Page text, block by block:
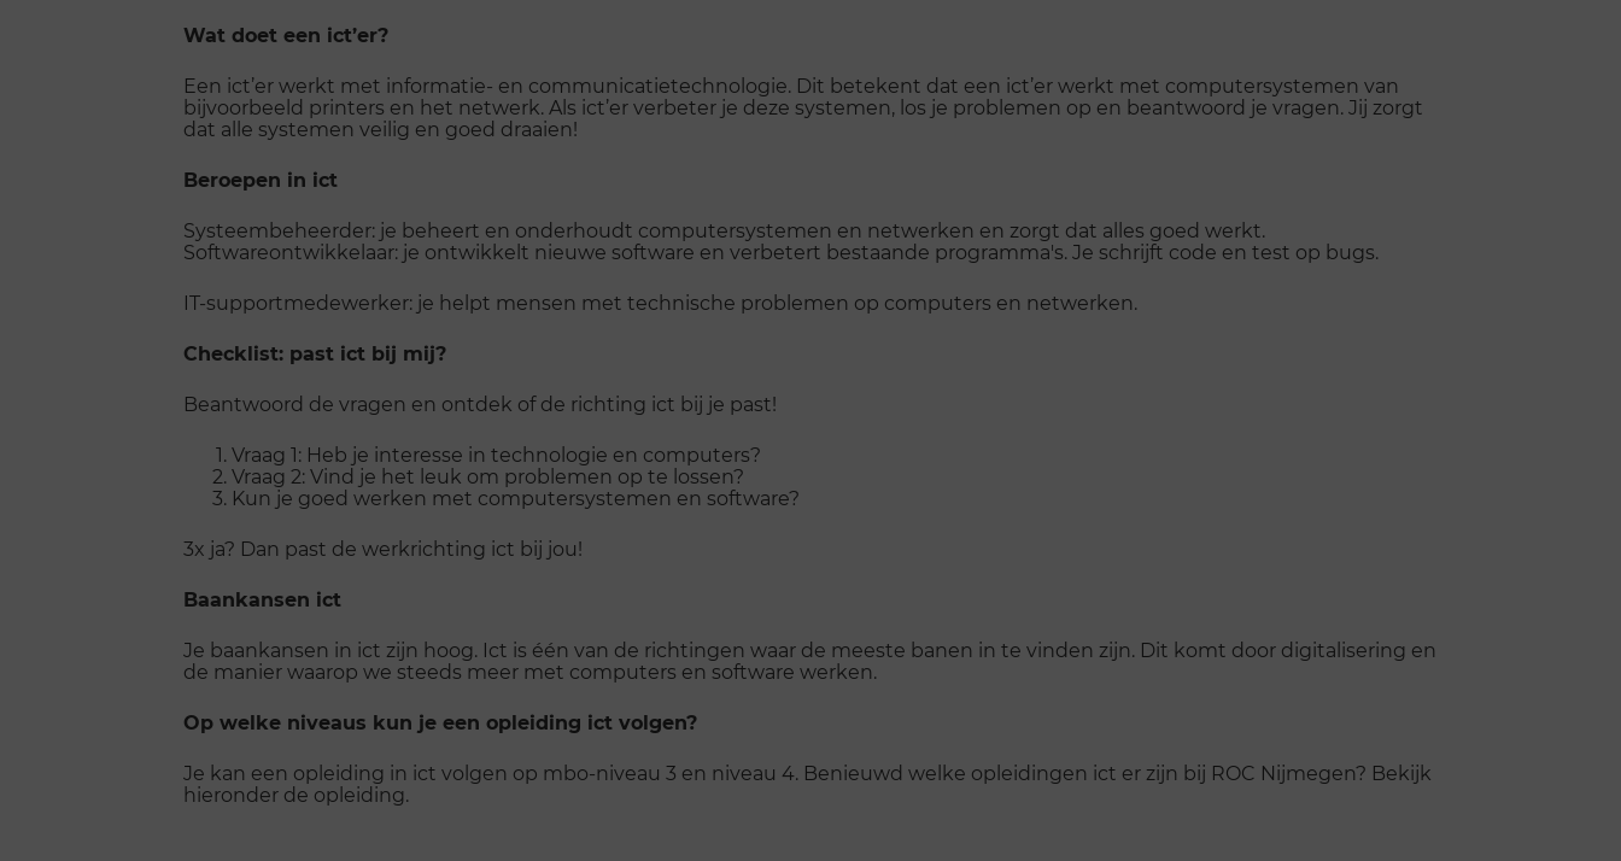
Wat doet een ict’er?
Een ict’er werkt met informatie- en communicatietechnologie. Dit betekent dat een ict’er werkt met computersystemen van
bijvoorbeeld printers en het netwerk. Als ict’er verbeter je deze systemen, los je problemen op en beantwoord je vragen. Jij zorgt
dat alle systemen veilig en goed draaien!
Beroepen in ict
Systeembeheerder: je beheert en onderhoudt computersystemen en netwerken en zorgt dat alles goed werkt.
Softwareontwikkelaar: je ontwikkelt nieuwe software en verbetert bestaande programma's. Je schrijft code en test op bugs.
IT-supportmedewerker: je helpt mensen met technische problemen op computers en netwerken.
Checklist: past ict bij mij?
Beantwoord de vragen en ontdek of de richting ict bij je past!
Vraag 1: Heb je interesse in technologie en computers?
Vraag 2: Vind je het leuk om problemen op te lossen?
Kun je goed werken met computersystemen en software?
3x ja? Dan past de werkrichting ict bij jou!
Baankansen ict
Je baankansen in ict zijn hoog. Ict is één van de richtingen waar de meeste banen in te vinden zijn. Dit komt door digitalisering en
de manier waarop we steeds meer met computers en software werken.
Op welke niveaus kun je een opleiding ict volgen?
Je kan een opleiding in ict volgen op mbo-niveau 3 en niveau 4. Benieuwd welke opleidingen ict er zijn bij ROC Nijmegen? Bekijk
hieronder de opleiding.